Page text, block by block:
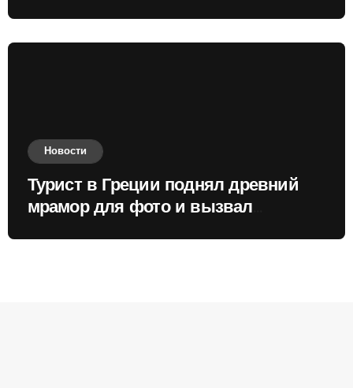
Новости
Турист в Греции поднял древний
мрамор для фото и вызвал